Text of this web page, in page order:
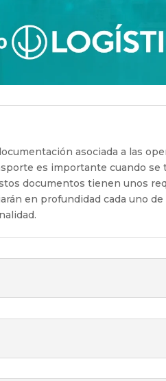
asociada a las
es importante cuando se
documentos tienen unos
en profundidad cada uno de